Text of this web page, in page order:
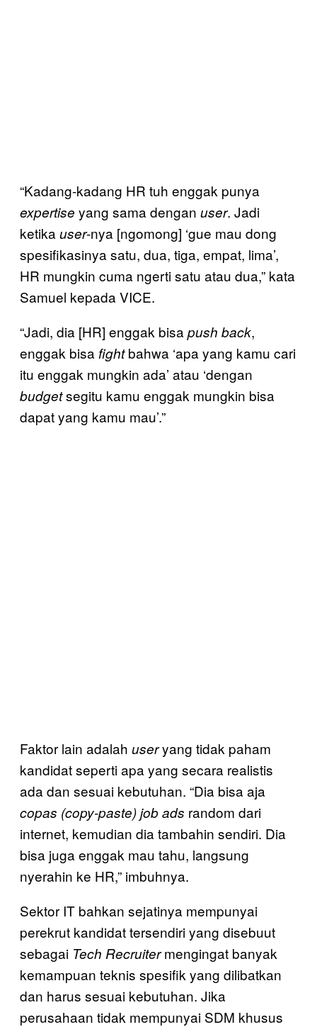
“Kadang-kadang HR tuh enggak punya
expertise yang sama dengan user. Jadi
ketika user-nya [ngomong] ‘gue mau dong
spesifikasinya satu, dua, tiga, empat, lima’,
HR mungkin cuma ngerti satu atau dua,” kata
Samuel kepada VICE.
“Jadi, dia [HR] enggak bisa push back,
enggak bisa fightbahwa ‘apa yang kamu cari
itu enggak mungkin ada’ atau ‘dengan
budgetsegitu kamu enggak mungkin bisa
dapat yang kamu mau’.”
Faktor lain adalah useryang tidak paham
kandidat seperti apa yang secara realistis
ada dan sesuai kebutuhan. “Dia bisa aja
copas (copy-paste) job ads random dari
internet, kemudian dia tambahin sendiri. Dia
bisa juga enggak mau tahu, langsung
nyerahin ke HR,” imbuhnya.
Sektor IT bahkan sejatinya mempunyai
perekrut kandidat tersendiri yang disebuut
sebagai Tech Recruitermengingat banyak
kemampuan teknis spesifik yang dilibatkan
dan harus sesuai kebutuhan. Jika
perusahaan tidak mempunyai SDM khusus